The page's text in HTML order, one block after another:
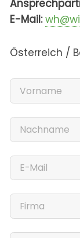
E-Mail:
Österreich /